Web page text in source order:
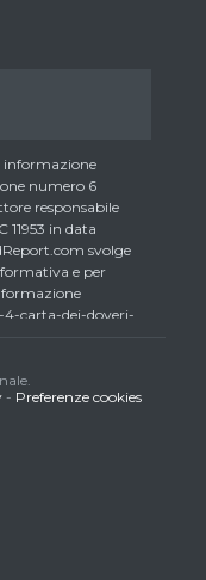
informazione
numero 6
responsabile
11953 in data
svolge
e per
carta-dei-doveri-
detenere i titoli
non giornalisti
del capitale, gli
creando così un
L’accesso al
accettazione
d’Uso del sito
- Preferenze cookies